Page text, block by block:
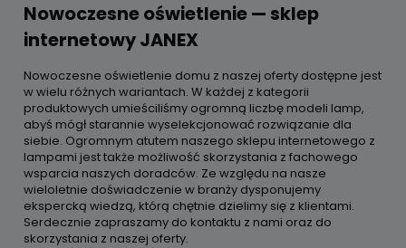
Nowoczesne oświetlenie — sklep
internetowy JANEX
Nowoczesne oświetlenie domu z naszej oferty dostępne jest
w wielu różnych wariantach. W każdej z kategorii
produktowych umieściliśmy ogromną liczbę modeli lamp,
abyś mógł starannie wyselekcjonować rozwiązanie dla
siebie. Ogromnym atutem naszego sklepu internetowego z
lampami jest także możliwość skorzystania z fachowego
wsparcia naszych doradców. Ze względu na nasze
wieloletnie doświadczenie w branży dysponujemy
ekspercką wiedzą, którą chętnie dzielimy się z klientami.
Serdecznie zapraszamy do kontaktu z nami oraz do
skorzystania z naszej oferty.